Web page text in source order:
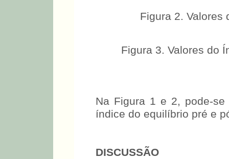
Figura 2. Valores
Figura 3. Valores do
Na Figura 1 e 2, pode-
índice do equilíbrio pré e
DISCUSSÃO